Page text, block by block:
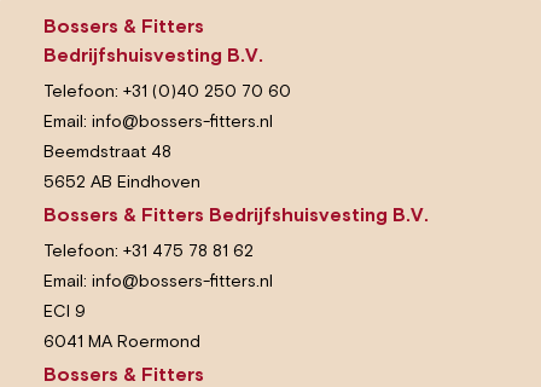
Bossers & Fitters
Bedrijfshuisvesting B.V.
Telefoon: +31 (0)40 250 70 60
Email: info@bossers-fitters.nl
Beemdstraat 48
5652 AB Eindhoven
Bossers & Fitters Bedrijfshuisvesting B.V.
Telefoon: +31 475 78 81 62
Email: info@bossers-fitters.nl
ECI 9
6041 MA Roermond
Bossers & Fitters